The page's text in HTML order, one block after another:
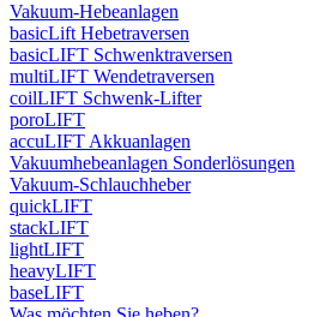
Vakuum-Hebeanlagen
basicLift Hebetraversen
basicLIFT Schwenktraversen
multiLIFT Wendetraversen
coilLIFT Schwenk-Lifter
poroLIFT
accuLIFT Akkuanlagen
Vakuumhebeanlagen Sonderlösungen
Vakuum-Schlauchheber
quickLIFT
stackLIFT
lightLIFT
heavyLIFT
baseLIFT